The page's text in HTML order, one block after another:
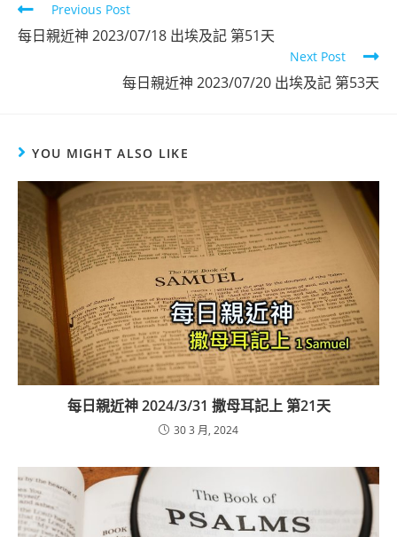
Previous Post
每日親近神 2023/07/18 出埃及記 第51天
Next Post
每日親近神 2023/07/20 出埃及記 第53天
YOU MIGHT ALSO LIKE
每日親近神 2024/3/31 撒母耳記上 第21天
30 3 月, 2024